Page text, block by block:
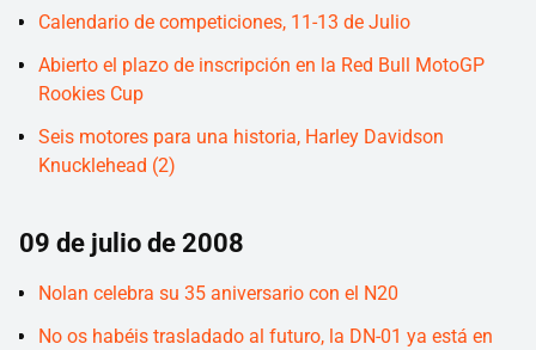
Calendario de competiciones, 11-13 de Julio
Abierto el plazo de inscripción en la Red Bull MotoGP
Rookies Cup
Seis motores para una historia, Harley Davidson
Knucklehead (2)
09 de julio de 2008
Nolan celebra su 35 aniversario con el N20
No os habéis trasladado al futuro, la DN-01 ya está en